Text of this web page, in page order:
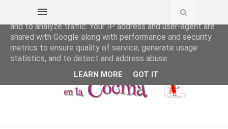
This site uses cookies from Google to deliver its services
and to analyze traffic. Your IP address and user-agent are
shared with Google along with performance and security
metrics to ensure quality of service, generate usage
statistics, and to detect and address abuse.
LEARN MORE GOT IT